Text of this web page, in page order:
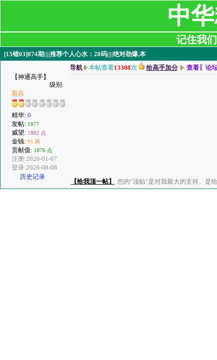
中
记住我
[15错03]074期||||推荐个人心水：28码||||绝对劲爆,本
【神通高手】
级别:
新兵
精华: 0
发帖: 1877
威望: 1882 点
金钱: 91 两
贡献值: 1876 点
注册:2020-01-07
登录:2026-08-08
历史记录
导航 本帖查看13308次 给高手加分 查看〖论
【给我顶一帖】 您的“顶贴”是对我最大的支持、是